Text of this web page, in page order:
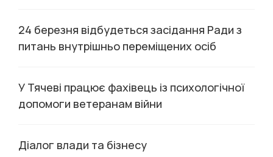
24 березня відбудеться засідання Ради з
питань внутрішньо переміщених осіб
У Тячеві працює фахівець із психологічної
допомоги ветеранам війни
Діалог влади та бізнесу